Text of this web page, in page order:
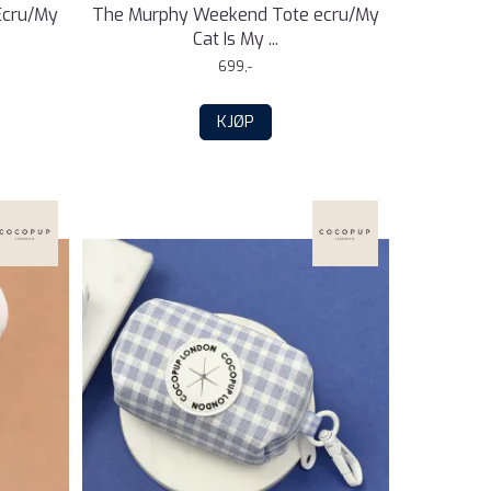
My
The Murphy Weekend Tote ecru/My
Cat Is My ...
699,-
KJØP